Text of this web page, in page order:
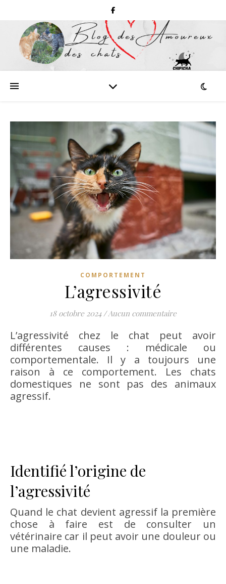
COMPORTEMENT
L’agressivité
18 octobre 2024 / Aucun commentaire
L’agressivité chez le chat peut avoir
différentes causes : médicale ou
comportementale. Il y a toujours une
raison à ce comportement. Les chats
domestiques ne sont pas des animaux
agressif.
Identifié l’origine de
l’agressivité
Quand le chat devient agressif la première
chose à faire est de consulter un
vétérinaire car il peut avoir une douleur ou
une maladie.